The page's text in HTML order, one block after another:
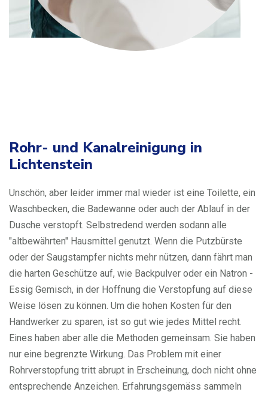
Rohr- und Kanalreinigung in
Lichtenstein
Unschön, aber leider immer mal wieder ist eine Toilette, ein
Waschbecken, die Badewanne oder auch der Ablauf in der
Dusche verstopft. Selbstredend werden sodann alle
"altbewährten" Hausmittel genutzt. Wenn die Putzbürste
oder der Saugstampfer nichts mehr nützen, dann fährt man
die harten Geschütze auf, wie Backpulver oder ein Natron -
Essig Gemisch, in der Hoffnung die Verstopfung auf diese
Weise lösen zu können. Um die hohen Kosten für den
Handwerker zu sparen, ist so gut wie jedes Mittel recht.
Eines haben aber alle die Methoden gemeinsam. Sie haben
nur eine begrenzte Wirkung. Das Problem mit einer
Rohrverstopfung tritt abrupt in Erscheinung, doch nicht ohne
entsprechende Anzeichen. Erfahrungsgemäss sammeln